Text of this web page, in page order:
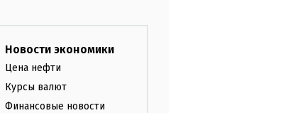
Новости экономики
Цена нефти
Курсы валют
Финансовые новости